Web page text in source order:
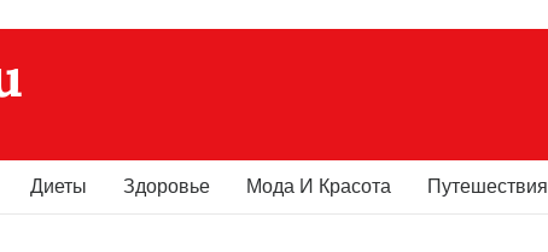
Диеты Здоровье Мода И Красота Путешествия